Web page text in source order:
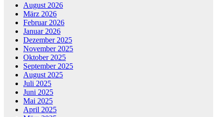
August 2026
März 2026
Februar 2026
Januar 2026
Dezember 2025
November 2025
Oktober 2025
September 2025
August 2025
Juli 2025
Juni 2025
Mai 2025
April 2025